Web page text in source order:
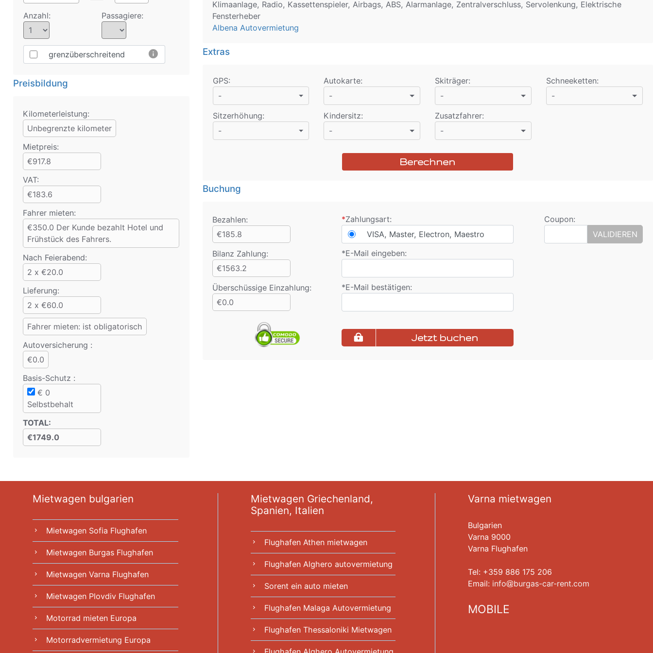
Anzahl: Passagiere:
grenzüberschreitend info
Preisbildung
Kilometerleistung:
Unbegrenzte kilometer
Mietpreis:
€917.8
VAT:
€183.6
Fahrer mieten:
€350.0 Der Kunde bezahlt Hotel und
Frühstück des Fahrers.
Nach Feierabend:
2 x €20.0
Lieferung:
2 x €60.0
Fahrer mieten: ist obligatorisch
Auto­versicherung :
€0.0
Basis-Schutz :
€ 0
Selbstbehalt
TOTAL:
€1749.0
Klimaanlage, Radio, Kassettenspieler, Airbags, ABS, Alarmanlage, Zentralverschluss, Servolenkung, Elektrische
Fensterheber
Albena Autovermietung
Extras
GPS:
-
Autokarte:
-
Skiträger:
-
Schneeketten:
-
Sitzerhöhung:
-
Kindersitz:
-
Zusatzfahrer:
-
Berechnen
Buchung
Bezahlen:
€185.8
*Zahlungsart:
VISA, Master, Electron, Maestro
Coupon:
VALIDIEREN
Bilanz Zahlung:
€1563.2
*E-Mail eingeben:
Überschüssige Einzahlung:
€0.0
*E-Mail bestätigen:
Jetzt buchen
Mietwagen bulgarien
chevron_right Mietwagen Sofia Flughafen
chevron_right Mietwagen Burgas Flughafen
chevron_right Mietwagen Varna Flughafen
chevron_right Mietwagen Plovdiv Flughafen
chevron_right Motorrad mieten Europa
chevron_right Motorradvermietung Europa
Mietwagen Griechenland,
Spanien, Italien
chevron_right Flughafen Athen mietwagen
chevron_right Flughafen Alghero autovermietung
chevron_right Sorent ein auto mieten
chevron_right Flughafen Malaga Autovermietung
chevron_right Flughafen Thessaloniki Mietwagen
chevron_right
Varna mietwagen
Bulgarien
Varna 9000
Varna Flughafen
Tel: +359 886 175 206
Еmail: info burgas-car-rent.com
MOBILE